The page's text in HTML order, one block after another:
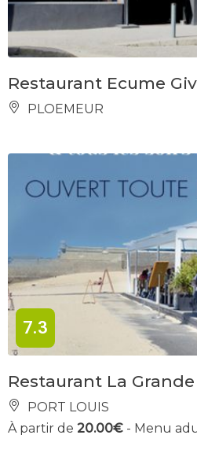
Restaurant Ecume
PLOEMEUR
7.3
Restaurant La
PORT LOUIS
À partir de 20.00€ - Menu